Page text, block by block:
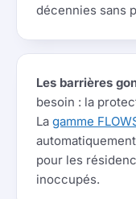
décennies sans
Les barrières
besoin : la
La gamme
pour les
inoccupés.